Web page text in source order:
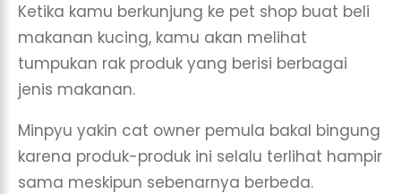
Ketika kamu berkunjung ke pet shop buat beli
makanan kucing, kamu akan melihat
tumpukan rak produk yang berisi berbagai
jenis makanan.
Minpyu yakin cat owner pemula bakal bingung
karena produk-produk ini selalu terlihat hampir
sama meskipun sebenarnya berbeda.